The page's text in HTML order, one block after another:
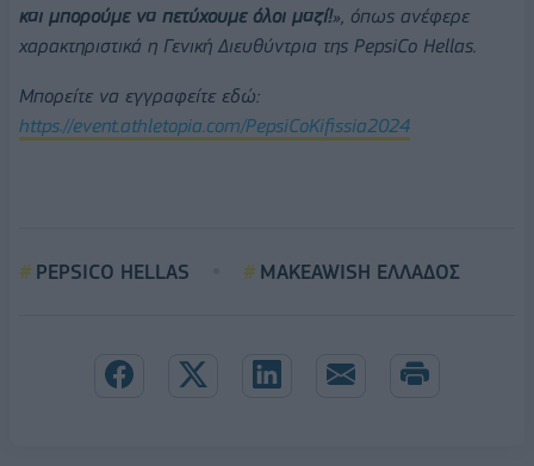
και μπορούμε να πετύχουμε όλοι μαζί!», όπως ανέφερε
χαρακτηριστικά η Γενική Διευθύντρια της PepsiCo Hellas.
Μπορείτε να εγγραφείτε εδώ:
https://event.athletopia.com/PepsiCoKifissia2024
PEPSICO HELLAS MAKEAWISH ΕΛΛΑΔΟΣ